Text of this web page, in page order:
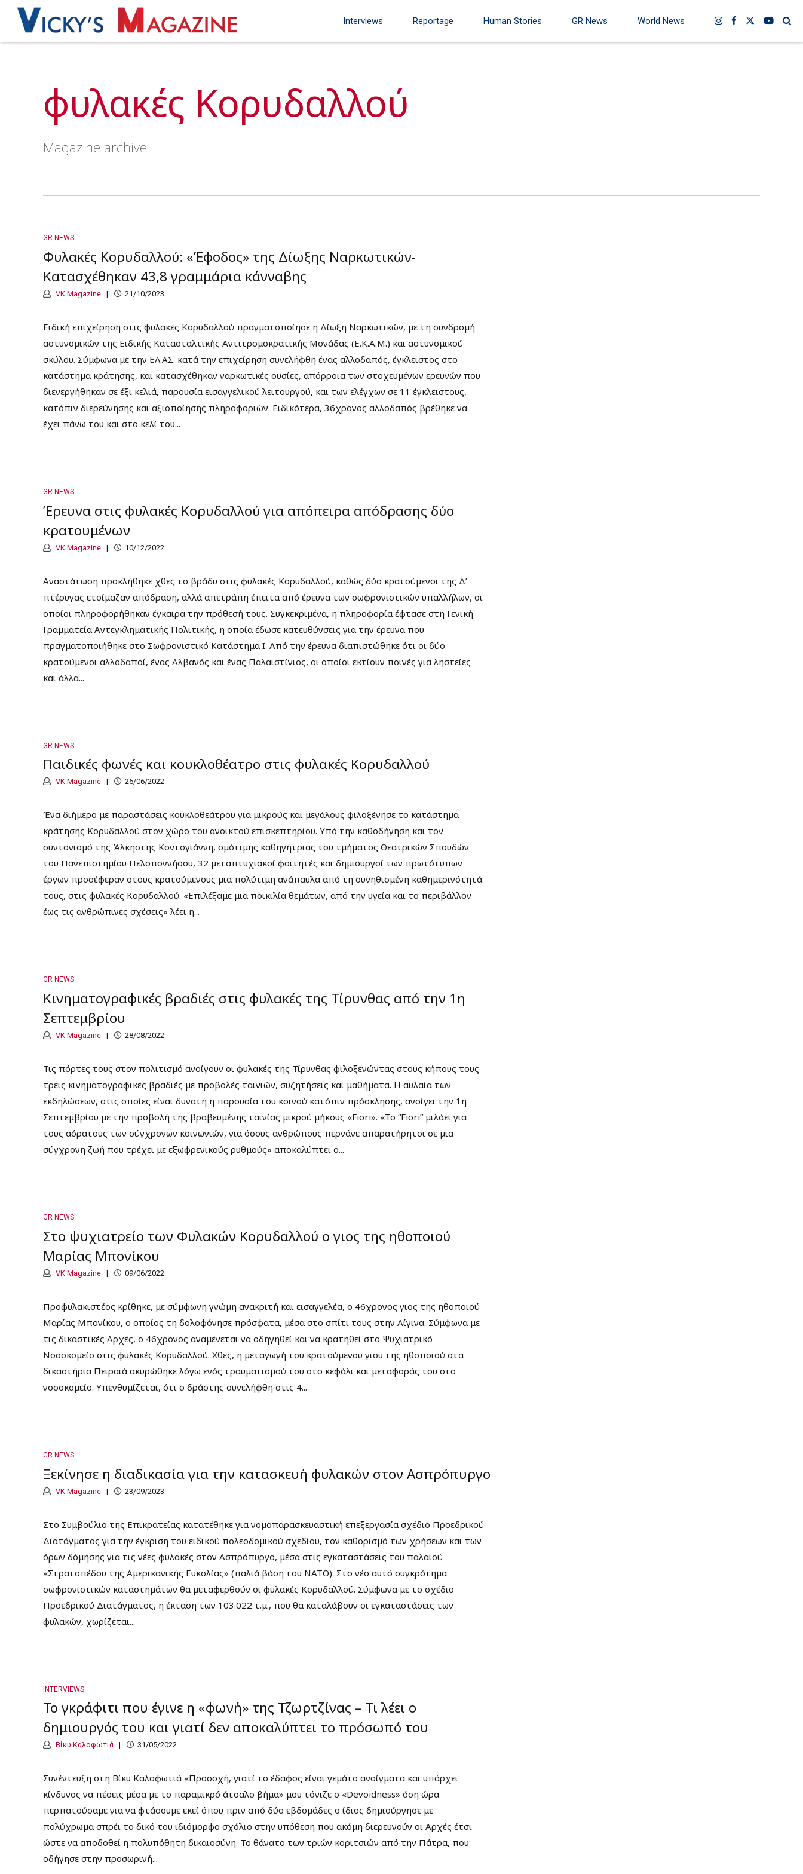
Interviews Reportage Human Stories GR News World News
φυλακές Κορυδαλλού
Magazine archive
GR NEWS
Φυλακές Κορυδαλλού: «Έφοδος» της Δίωξης Ναρκωτικών-
Κατασχέθηκαν 43,8 γραμμάρια κάνναβης
VK Magazine 21/10/2023
Ειδική επιχείρηση στις φυλακές Κορυδαλλού πραγματοποίησε η Δίωξη Ναρκωτικών, με τη συνδρομή
αστυνομικών της Ειδικής Κατασταλτικής Αντιτρομοκρατικής Μονάδας (Ε.Κ.Α.Μ.) και αστυνομικού
σκύλου. Σύμφωνα με την ΕΛ.ΑΣ. κατά την επιχείρηση συνελήφθη ένας αλλοδαπός, έγκλειστος στο
κατάστημα κράτησης, και κατασχέθηκαν ναρκωτικές ουσίες, απόρροια των στοχευμένων ερευνών που
διενεργήθηκαν σε έξι κελιά, παρουσία εισαγγελικού λειτουργού, και των ελέγχων σε 11 έγκλειστους,
κατόπιν διερεύνησης και αξιοποίησης πληροφοριών. Ειδικότερα, 36χρονος αλλοδαπός βρέθηκε να
έχει πάνω του και στο κελί του...
GR NEWS
Έρευνα στις φυλακές Κορυδαλλού για απόπειρα απόδρασης δύο
κρατουμένων
VK Magazine 10/12/2022
Αναστάτωση προκλήθηκε χθες το βράδυ στις φυλακές Κορυδαλλού, καθώς δύο κρατούμενοι της Δ’
πτέρυγας ετοίμαζαν απόδραση, αλλά απετράπη έπειτα από έρευνα των σωφρονιστικών υπαλλήλων, οι
οποίοι πληροφορήθηκαν έγκαιρα την πρόθεσή τους. Συγκεκριμένα, η πληροφορία έφτασε στη Γενική
Γραμματεία Αντεγκληματικής Πολιτικής, η οποία έδωσε κατευθύνσεις για την έρευνα που
πραγματοποιήθηκε στο Σωφρονιστικό Κατάστημα Ι. Από την έρευνα διαπιστώθηκε ότι οι δύο
κρατούμενοι αλλοδαποί, ένας Αλβανός και ένας Παλαιστίνιος, οι οποίοι εκτίουν ποινές για ληστείες
και άλλα...
GR NEWS
Παιδικές φωνές και κουκλοθέατρο στις φυλακές Κορυδαλλού
VK Magazine 26/06/2022
Ένα διήμερο με παραστάσεις κουκλοθεάτρου για μικρούς και μεγάλους φιλοξένησε το κατάστημα
κράτησης Κορυδαλλού στον χώρο του ανοικτού επισκεπτηρίου. Υπό την καθοδήγηση και τον
συντονισμό της Άλκηστης Κοντογιάννη, ομότιμης καθηγήτριας του τμήματος Θεατρικών Σπουδών
του Πανεπιστημίου Πελοποννήσου, 32 μεταπτυχιακοί φοιτητές και δημιουργοί των πρωτότυπων
έργων προσέφεραν στους κρατούμενους μια πολύτιμη ανάπαυλα από τη συνηθισμένη καθημερινότητά
τους, στις φυλακές Κορυδαλλού. «Επιλέξαμε μια ποικιλία θεμάτων, από την υγεία και το περιβάλλον
έως τις ανθρώπινες σχέσεις» λέει η...
GR NEWS
Κινηματογραφικές βραδιές στις φυλακές της Τίρυνθας από την 1η
Σεπτεμβρίου
VK Magazine 28/08/2022
Τις πόρτες τους στον πολιτισμό ανοίγουν οι φυλακές της Τίρυνθας φιλοξενώντας στους κήπους τους
τρεις κινηματογραφικές βραδιές με προβολές ταινιών, συζητήσεις και μαθήματα. Η αυλαία των
εκδηλώσεων, στις οποίες είναι δυνατή η παρουσία του κοινού κατόπιν πρόσκλησης, ανοίγει την 1η
Σεπτεμβρίου με την προβολή της βραβευμένης ταινίας μικρού μήκους «Fiori». «Το “Fiori” μιλάει για
τους αόρατους των σύγχρονων κοινωνιών, για όσους ανθρώπους περνάνε απαρατήρητοι σε μια
σύγχρονη ζωή που τρέχει με εξωφρενικούς ρυθμούς» αποκαλύπτει ο...
GR NEWS
Στο ψυχιατρείο των Φυλακών Κορυδαλλού ο γιος της ηθοποιού
Μαρίας Μπονίκου
VK Magazine 09/06/2022
Προφυλακιστέος κρίθηκε, με σύμφωνη γνώμη ανακριτή και εισαγγελέα, ο 46χρονος γιος της ηθοποιού
Μαρίας Μπονίκου, ο οποίος τη δολοφόνησε πρόσφατα, μέσα στο σπίτι τους στην Αίγινα. Σύμφωνα με
τις δικαστικές Αρχές, ο 46χρονος αναμένεται να οδηγηθεί και να κρατηθεί στο Ψυχιατρικό
Νοσοκομείο στις φυλακές Κορυδαλλού. Χθες, η μεταγωγή του κρατούμενου γιου της ηθοποιού στα
δικαστήρια Πειραιά ακυρώθηκε λόγω ενός τραυματισμού του στο κεφάλι και μεταφοράς του στο
νοσοκομείο. Υπενθυμίζεται, ότι ο δράστης συνελήφθη στις 4...
GR NEWS
Ξεκίνησε η διαδικασία για την κατασκευή φυλακών στον Ασπρόπυργο
VK Magazine 23/09/2023
Στο Συμβούλιο της Επικρατείας κατατέθηκε για νομοπαρασκευαστική επεξεργασία σχέδιο Προεδρικού
Διατάγματος για την έγκριση του ειδικού πολεοδομικού σχεδίου, τον καθορισμό των χρήσεων και των
όρων δόμησης για τις νέες φυλακές στον Ασπρόπυργο, μέσα στις εγκαταστάσεις του παλαιού
«Στρατοπέδου της Αμερικανικής Ευκολίας» (παλιά βάση του ΝΑΤΟ). Στο νέο αυτό συγκρότημα
σωφρονιστικών καταστημάτων θα μεταφερθούν οι φυλακές Κορυδαλλού. Σύμφωνα με το σχέδιο
Προεδρικού Διατάγματος, η έκταση των 103.022 τ.μ., που θα καταλάβουν οι εγκαταστάσεις των
φυλακών, χωρίζεται...
INTERVIEWS
Το γκράφιτι που έγινε η «φωνή» της Τζωρτζίνας – Τι λέει ο
δημιουργός του και γιατί δεν αποκαλύπτει το πρόσωπό του
Βίκυ Καλοφωτιά 31/05/2022
Συνέντευξη στη Βίκυ Καλοφωτιά «Προσοχή, γιατί το έδαφος είναι γεμάτο ανοίγματα και υπάρχει
κίνδυνος να πέσεις μέσα με το παραμικρό άτσαλο βήμα» μου τόνιζε ο «Devoidness» όση ώρα
περπατούσαμε για να φτάσουμε εκεί όπου πριν από δύο εβδομάδες ο ίδιος δημιούργησε με
πολύχρωμα σπρέι το δικό του ιδιόμορφο σχόλιο στην υπόθεση που ακόμη διερευνούν οι Αρχές έτσι
ώστε να αποδοθεί η πολυπόθητη δικαιοσύνη. Το θάνατο των τριών κοριτσιών από την Πάτρα, που
οδήγησε στην προσωρινή...